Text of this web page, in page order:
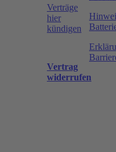
Verträge
hier
kündigen
Vertrag
widerrufen